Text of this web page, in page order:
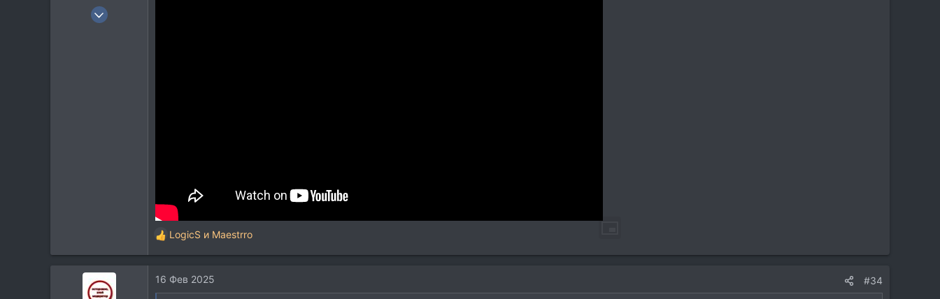
9 Мар 2006
Р
е
к
ц
LogicS и Maestrro
16 Фев 2025 #34